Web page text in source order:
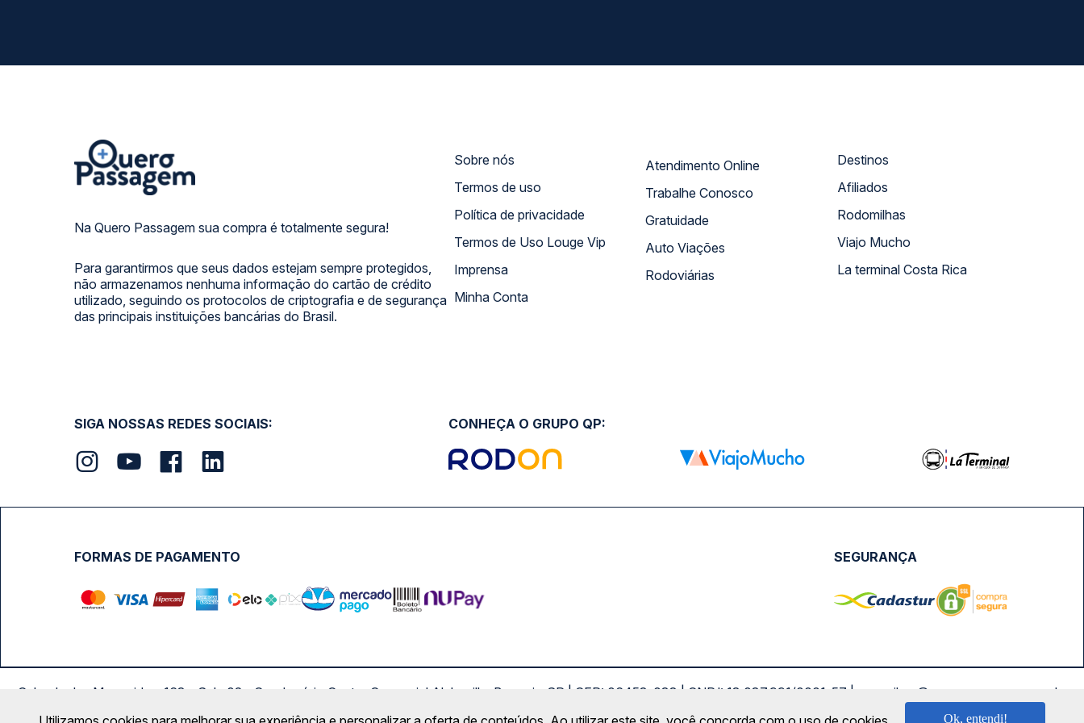
Na Quero Passagem sua compra é totalmente segura!
Para garantirmos que seus dados estejam sempre protegidos,
não armazenamos nenhuma informação do cartão de crédito
utilizado, seguindo os protocolos de criptografia e de segurança
das principais instituições bancárias do Brasil.
Sobre nós
Termos de uso
Política de privacidade
Termos de Uso Louge Vip
Imprensa
Minha Conta
Atendimento Online
Trabalhe Conosco
Gratuidade
Auto Viações
Rodoviárias
Destinos
Afiliados
Rodomilhas
Viajo Mucho
La terminal Costa Rica
SIGA NOSSAS REDES SOCIAIS: CONHEÇA O GRUPO QP:
FORMAS DE PAGAMENTO SEGURANÇA
Calçada das Margaridas, 163 - Sala 02 - Condomínio Centro Comercial Alphaville, Barueri - SP | CEP: 06453-038 | CNPJ: 18.087.991/0001-57 | saconibus@queropassagem.com.br
Copyright 2026 © QueroPassagem.com.br
Ok, entendi!